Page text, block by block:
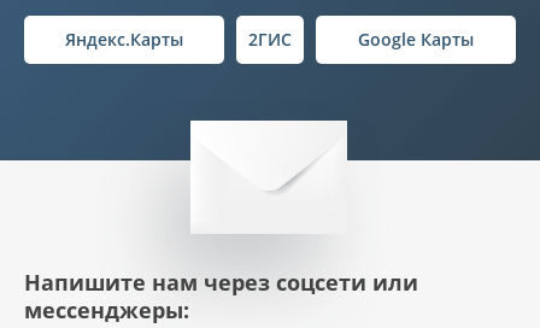
Яндекс.Карты 2ГИС Google Карты
Напишите нам через соцсети или
мессенджеры: